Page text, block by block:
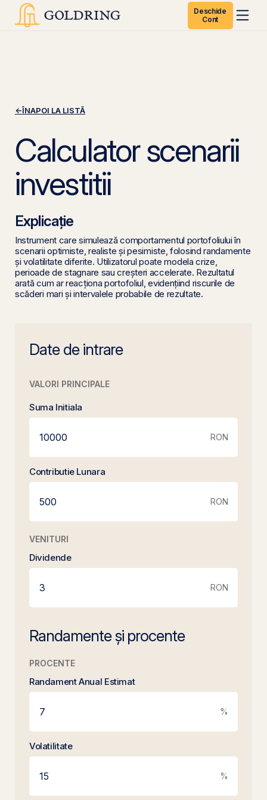
Deschide
Cont
←ÎNAPOI LA LISTĂ
Calculator scenarii
investitii
Explicație
Instrument care simulează comportamentul portofoliului în
scenarii optimiste, realiste și pesimiste, folosind randamente
și volatilitate diferite. Utilizatorul poate modela crize,
perioade de stagnare sau creșteri accelerate. Rezultatul
arată cum ar reacționa portofoliul, evidențiind riscurile de
scăderi mari și intervalele probabile de rezultate.
Date de intrare
VALORI PRINCIPALE
Suma Initiala
RON
Contributie Lunara
RON
VENITURI
Dividende
RON
Randamente și procente
PROCENTE
Randament Anual Estimat
%
Volatilitate
%